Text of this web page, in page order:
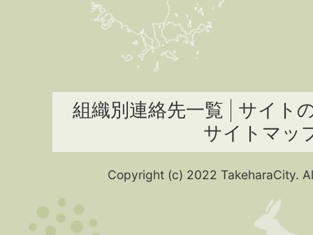
組織別連絡先一覧
サイト
サイトマッ
Copyright (c) 2022 TakeharaCity.